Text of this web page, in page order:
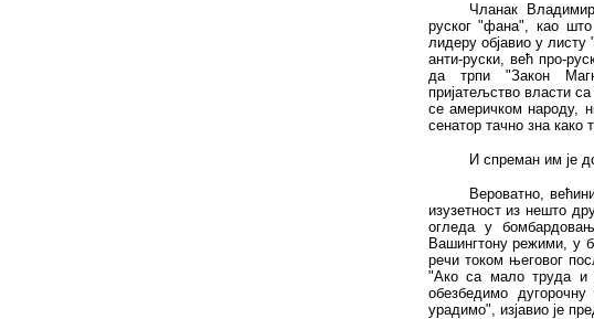
Чланак
руског "фана", као
лидеру објавио у листу
анти-руски, већ про-
да трпи "Закон
пријатељство власти
се америчком народу,
сенатор тачно зна како
И спреман им је
Вероватно,
изузетност из нешто
огледа у
Вашингтону режими, у
речи током његовог
"Ако са мало труда и
обезбедимо
урадимо", изјавио је